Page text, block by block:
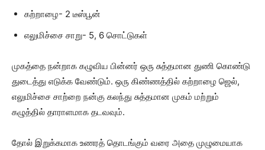
கற்றாழை- 2 டீஸ்பூன்
எலுமிச்சை சாறு- 5, 6 சொட்டுகள்
முகத்தை நன்றாக கழுவிய பின்னர் ஒரு சுத்தமான துணி கொண்டு
துடைத்து எடுக்க வேண்டும். ஒரு கிண்ணத்தில் கற்றாழை ஜெல்,
எலுமிச்சை சாற்றை நன்கு கலந்து சுத்தமான முகம் மற்றும்
கழுத்தில் தாராளமாக தடவவும்.
தோல் இறுக்கமாக உணரத் தொடங்கும் வரை அதை முழுமையாக